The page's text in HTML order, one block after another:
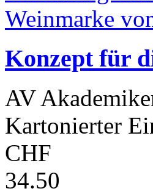
Konzept für
AV
Kartonierter
CHF
34.50